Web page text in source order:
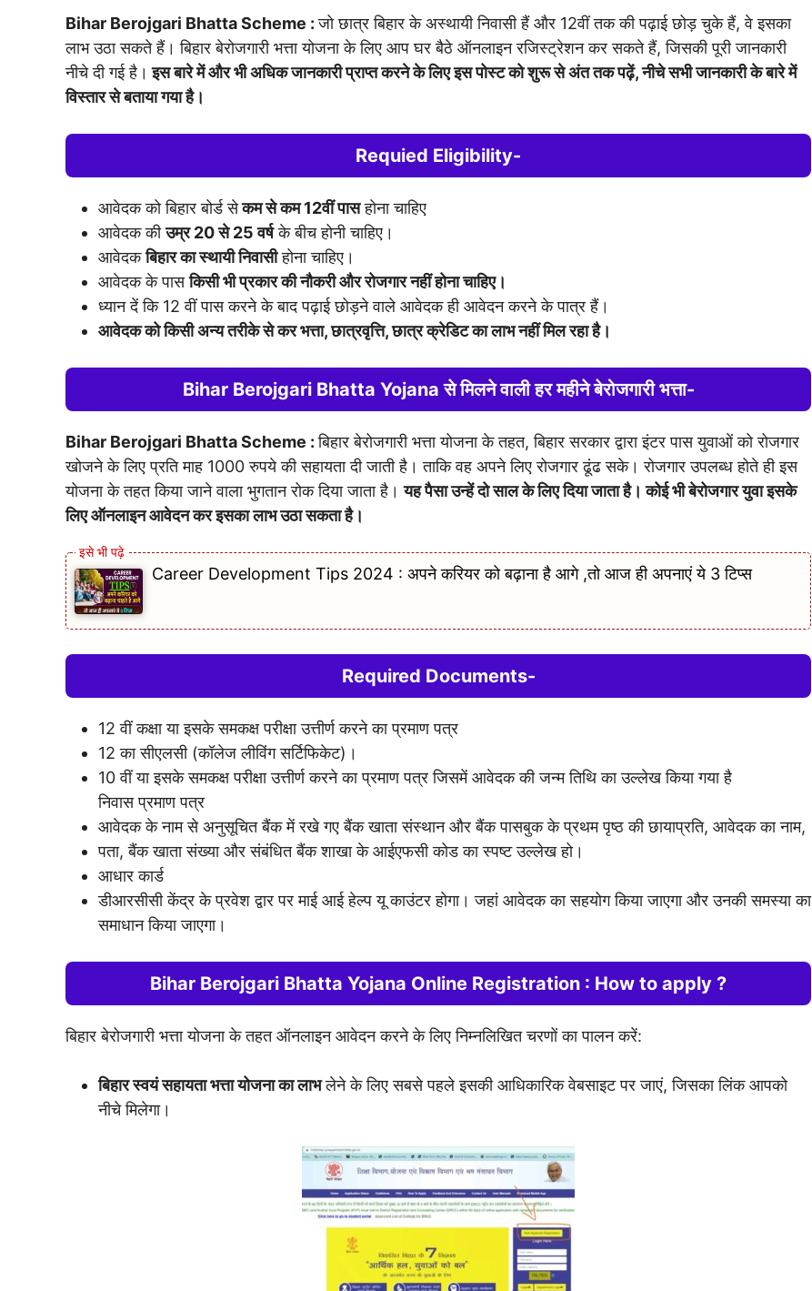
Bihar Berojgari Bhatta Scheme :जो छात्र बिहार के अस्थायी निवासी हैं और 12वीं तक की पढ़ाई छोड़ चुके हैं, वे इसका
लाभ उठा सकते हैं। बिहार बेरोजगारी भत्ता योजना के लिए आप घर बैठे ऑनलाइन रजिस्ट्रेशन कर सकते हैं, जिसकी पूरी जानकारी
नीचे दी गई है। इस बारे में और भी अधिक जानकारी प्राप्त करने के लिए इस पोस्ट को शुरू से अंत तक पढ़ें, नीचे सभी जानकारी के बारे में
विस्तार से बताया गया है।
Requied Eligibility-
आवेदक को बिहार बोर्ड सेकम से कम 12वीं पासहोना चाहिए
आवेदक कीउम्र 20 से 25 वर्षके बीच होनी चाहिए।
आवेदकबिहार का स्थायी निवासीहोना चाहिए।
आवेदक के पासकिसी भी प्रकार की नौकरी और रोजगार नहीं होना चाहिए।
ध्यान दें कि 12 वीं पास करने के बाद पढ़ाई छोड़ने वाले आवेदक ही आवेदन करने के पात्र हैं।
आवेदक को किसी अन्य तरीके से कर भत्ता, छात्रवृत्ति, छात्र क्रेडिट का लाभ नहीं मिल रहा है।
Bihar Berojgari Bhatta Yojanaसे मिलने वाली हर महीनेबेरोजगारी भत्ता-
Bihar Berojgari Bhatta Scheme :बिहार बेरोजगारी भत्ता योजना के तहत, बिहार सरकार द्वारा इंटर पास युवाओं को रोजगार
खोजने के लिए प्रति माह 1000 रुपये की सहायता दी जाती है। ताकि वह अपने लिए रोजगार ढूंढ सके। रोजगार उपलब्ध होते ही इस
योजना के तहत किया जाने वाला भुगतान रोक दिया जाता है।यह पैसा उन्हें दो साल के लिए दिया जाता है। कोई भी बेरोजगार युवा इसके
लिए ऑनलाइन आवेदन कर इसका लाभ उठा सकता है।
Career Development Tips 2024 : अपने करियर को बढ़ाना है आगे ,तो आज ही अपनाएं ये 3 टिप्स
Required Documents-
12 वीं कक्षा या इसके समकक्ष परीक्षा उत्तीर्ण करने का प्रमाण पत्र
12 का सीएलसी (कॉलेज लीविंग सर्टिफिकेट)।
10 वीं या इसके समकक्ष परीक्षा उत्तीर्ण करने का प्रमाण पत्र जिसमें आवेदक की जन्म तिथि का उल्लेख किया गया है
निवास प्रमाण पत्र
आवेदक के नाम से अनुसूचित बैंक में रखे गए बैंक खाता संस्थान और बैंक पासबुक के प्रथम पृष्ठ की छायाप्रति, आवेदक का नाम,
पता, बैंक खाता संख्या और संबंधित बैंक शाखा के आईएफसी कोड का स्पष्ट उल्लेख हो।
आधार कार्ड
डीआरसीसी केंद्र के प्रवेश द्वार पर माई आई हेल्प यू काउंटर होगा। जहां आवेदक का सहयोग किया जाएगा और उनकी समस्या का
समाधान किया जाएगा।
Bihar Berojgari Bhatta Yojana Online Registration : How to apply ?
बिहार बेरोजगारी भत्ता योजना के तहत ऑनलाइन आवेदन करने के लिए निम्नलिखित चरणों का पालन करें:
बिहार स्वयं सहायता भत्ता योजना का लाभलेने के लिए सबसे पहले इसकी आधिकारिक वेबसाइट पर जाएं, जिसका लिंक आपको
नीचे मिलेगा।